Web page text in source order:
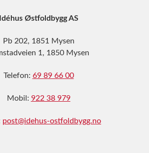
Idéhus Østfoldbygg AS
Pb 202, 1851 Mysen
1, 1850 Mysen
Telefon: 69 89 66 00
Mobil: 922 38 979
post@idehus-ostfoldbygg.no